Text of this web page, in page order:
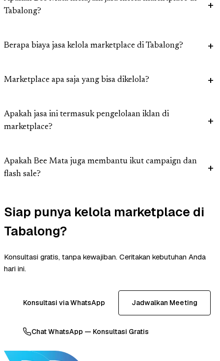
Tabalong?
Berapa biaya jasa kelola marketplace di Tabalong?
Marketplace apa saja yang bisa dikelola?
Apakah jasa ini termasuk pengelolaan iklan di
marketplace?
Apakah Bee Mata juga membantu ikut campaign dan
flash sale?
Siap punya kelola marketplace di
Tabalong?
Konsultasi gratis, tanpa kewajiban. Ceritakan kebutuhan Anda
hari ini.
Konsultasi via WhatsApp Jadwalkan Meeting
Chat WhatsApp — Konsultasi Gratis